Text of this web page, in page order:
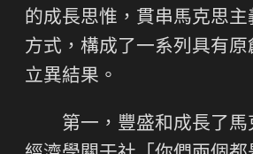
的成長思惟，貫串馬克思
方式，構成了一系列具有原
立異結果。
第一，豐盛和成長了